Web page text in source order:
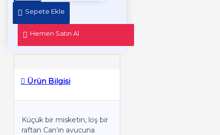
Sepete Ekle
Hemen Satın Al
Ürün Bilgisi
Küçük bir misketin, loş bir
raftan Can’ın avucuna